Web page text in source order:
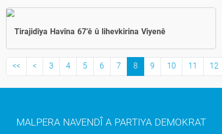
Tirajidîya Havîna 67’ê û lihevkirina Viyenê
<< < 3 4 5 6 7 8 9 10 11 12
MALPERA NAVENDÎ A PARTIYA DEMOKRAT